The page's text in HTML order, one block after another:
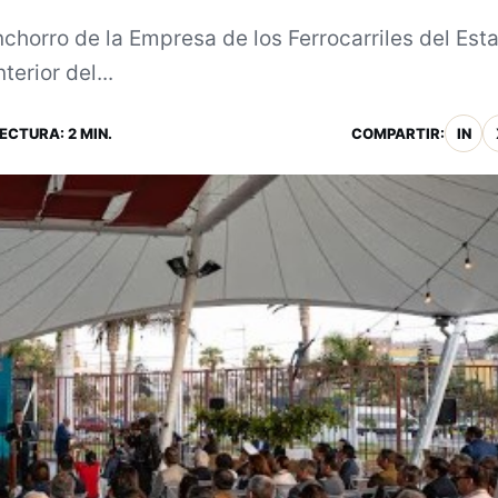
de la Empresa de los Ferrocarriles del
del...
2 MIN. COMPARTIR: IN